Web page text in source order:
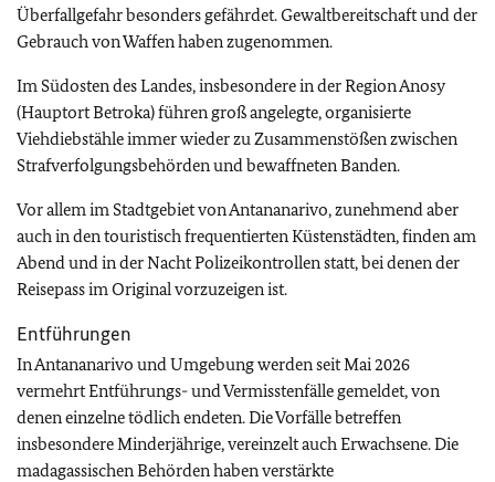
Überfallgefahr besonders gefährdet. Gewaltbereitschaft und der
Gebrauch von Waffen haben zugenommen.
Im Südosten des Landes, insbesondere in der Region Anosy
(Hauptort Betroka) führen groß angelegte, organisierte
Viehdiebstähle immer wieder zu Zusammenstößen zwischen
Strafverfolgungsbehörden und bewaffneten Banden.
Vor allem im Stadtgebiet von Antananarivo, zunehmend aber
auch in den touristisch frequentierten Küstenstädten, finden am
Abend und in der Nacht Polizeikontrollen statt, bei denen der
Reisepass im Original vorzuzeigen ist.
Entführungen
In Antananarivo und Umgebung werden seit Mai 2026
vermehrt Entführungs- und Vermisstenfälle gemeldet, von
denen einzelne tödlich endeten. Die Vorfälle betreffen
insbesondere Minderjährige, vereinzelt auch Erwachsene. Die
madagassischen Behörden haben verstärkte